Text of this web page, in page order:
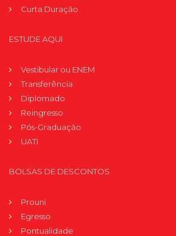
Curta Duração
ESTUDE AQUI
Vestibular ou ENEM
Transferência
Diplomado
Reingresso
Pós-Graduação
UATI
BOLSAS DE DESCONTOS
Prouni
Egresso
Pontualidade